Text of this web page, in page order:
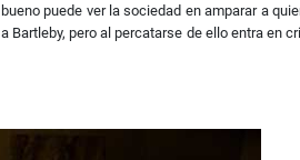
puede ver la sociedad en amparar a
pero al percatarse de ello entra en